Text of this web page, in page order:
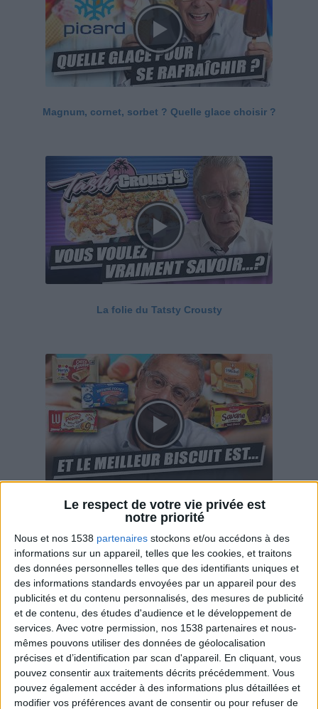
Le respect de votre vie privée est
notre priorité
Nous et nos 1538 partenaires stockons et/ou accédons à des
informations sur un appareil, telles que les cookies, et traitons
des données personnelles telles que des identifiants uniques et
des informations standards envoyées par un appareil pour des
publicités et du contenu personnalisés, des mesures de publicité
et de contenu, des études d'audience et le développement de
services. Avec votre permission, nos 1538 partenaires et nous-
mêmes pouvons utiliser des données de géolocalisation
précises et d’identification par scan d'appareil. En cliquant, vous
pouvez consentir aux traitements décrits précédemment. Vous
pouvez également accéder à des informations plus détaillées et
modifier vos préférences avant de consentir ou pour refuser de
Magnum, cornet, sorbet ? Quelle glace choisir ?
La folie du Tatsty Crousty
Savane, LU, Pepito, Harrys... Que valent vraiment
ces gâteaux ?
Webinaires en direct Voir tout